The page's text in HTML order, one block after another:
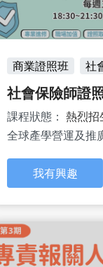
商業證照班 社
社會保險師證
課程狀態： 熱烈招
全球產學營運及推
我有興趣